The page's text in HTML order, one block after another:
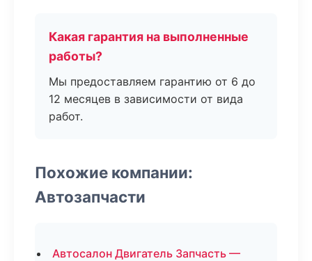
Какая гарантия на выполненные
работы?
Мы предоставляем гарантию от 6 до
12 месяцев в зависимости от вида
работ.
Похожие компании:
Автозапчасти
Автосалон Двигатель Запчасть —